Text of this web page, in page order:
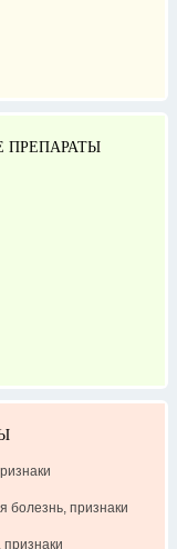
ПРЕПАРАТЫ
болезнь, признаки